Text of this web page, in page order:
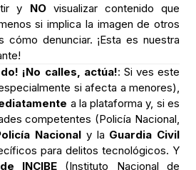
y NOvisualizar contenido que
si implica la imagen de otros
cómo denunciar. ¡Esta es nuestra
¡No calles, actúa!: Si ves este
si afecta a menores),
a la plataforma y, si es
competentes (Policía Nacional,
Nacional y la Guardia Civil
para delitos tecnológicos. Y
INCIBE (Instituto Nacional de